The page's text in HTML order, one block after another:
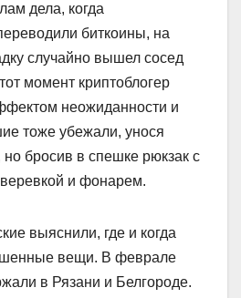
дела, когда
биткоины, на
случайно вышел сосед
момент криптоблогер
неожиданности и
тоже убежали, унося
бросив в спешке рюкзак с
и фонарем.
выяснили, где и когда
вещи. В феврале
в Рязани и Белгороде.